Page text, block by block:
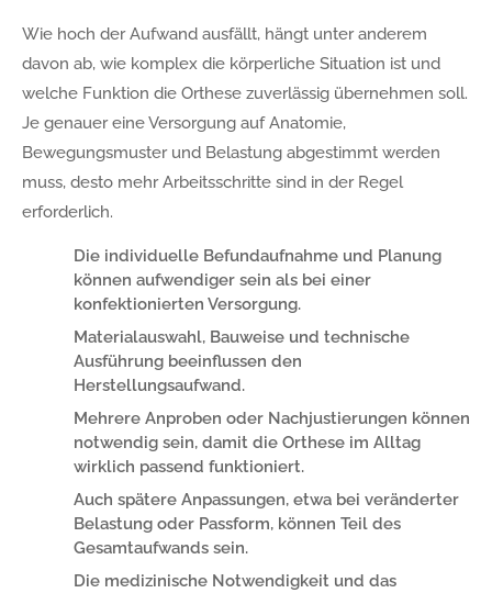
Wie hoch der Aufwand ausfällt, hängt unter anderem
davon ab, wie komplex die körperliche Situation ist und
welche Funktion die Orthese zuverlässig übernehmen soll.
Je genauer eine Versorgung auf Anatomie,
Bewegungsmuster und Belastung abgestimmt werden
muss, desto mehr Arbeitsschritte sind in der Regel
erforderlich.
Die individuelle Befundaufnahme und Planung
können aufwendiger sein als bei einer
konfektionierten Versorgung.
Materialauswahl, Bauweise und technische
Ausführung beeinflussen den
Herstellungsaufwand.
Mehrere Anproben oder Nachjustierungen können
notwendig sein, damit die Orthese im Alltag
wirklich passend funktioniert.
Auch spätere Anpassungen, etwa bei veränderter
Belastung oder Passform, können Teil des
Gesamtaufwands sein.
Die medizinische Notwendigkeit und das